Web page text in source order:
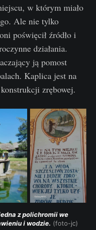
w którym miało
Ale nie tylko
poświęcił źródło i
działania.
ją pomost
Kaplica jest na
zrębowej.
z polichromii we
i wodzie. (foto-jc)